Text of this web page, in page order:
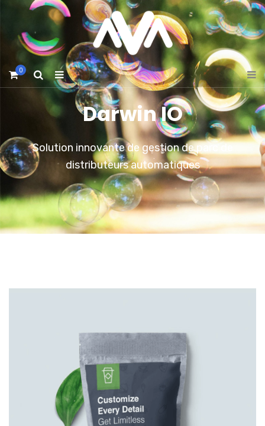
0
Darwin IO
Solution innovante de gestion de parc de
distributeurs automatiques